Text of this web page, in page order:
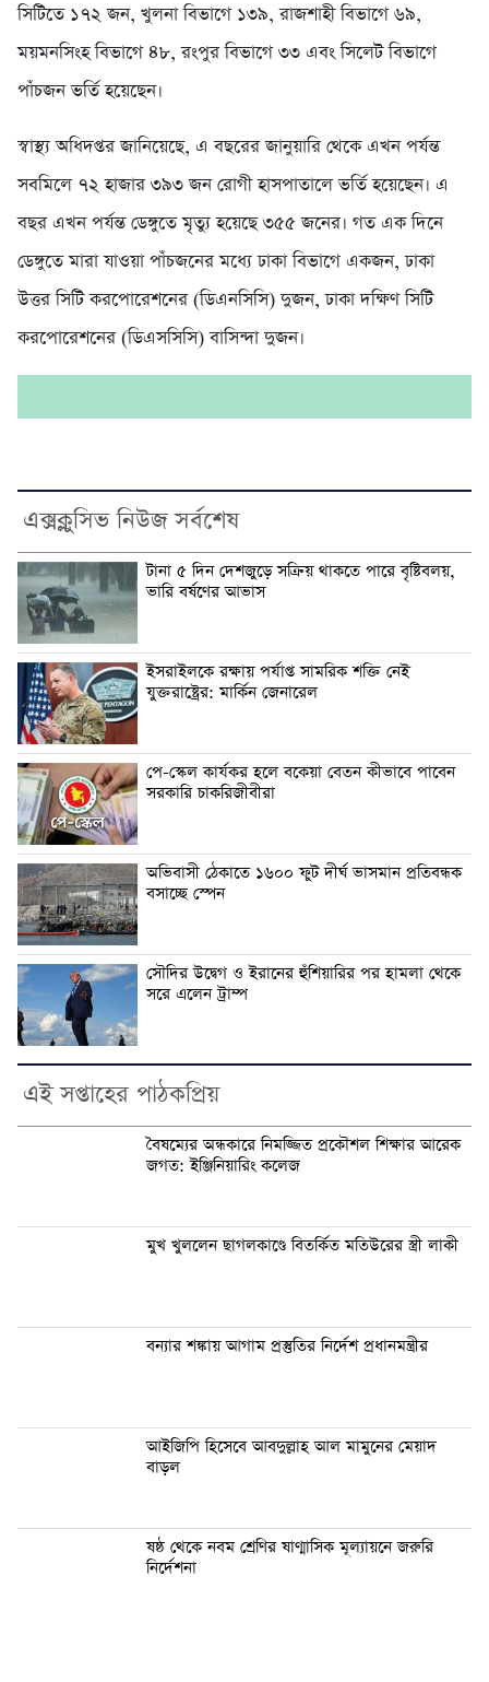
সিটিতে ১৭২ জন, খুলনা বিভাগে ১৩৯, রাজশাহী বিভাগে ৬৯,
ময়মনসিংহ বিভাগে ৪৮, রংপুর বিভাগে ৩৩ এবং সিলেট বিভাগে
পাঁচজন ভর্তি হয়েছেন।
স্বাস্থ্য অধিদপ্তর জানিয়েছে, এ বছরের জানুয়ারি থেকে এখন পর্যন্ত
সবমিলে ৭২ হাজার ৩৯৩ জন রোগী হাসপাতালে ভর্তি হয়েছেন। এ
বছর এখন পর্যন্ত ডেঙ্গুতে মৃত্যু হয়েছে ৩৫৫ জনের। গত এক দিনে
ডেঙ্গুতে মারা যাওয়া পাঁচজনের মধ্যে ঢাকা বিভাগে একজন, ঢাকা
উত্তর সিটি করপোরেশনের (ডিএনসিসি) দুজন, ঢাকা দক্ষিণ সিটি
করপোরেশনের (ডিএসসিসি) বাসিন্দা দুজন।
এক্সক্লুসিভ নিউজ সর্বশেষ
টানা ৫ দিন দেশজুড়ে সক্রিয় থাকতে পারে বৃষ্টিবলয়,
ভারি বর্ষণের আভাস
ইসরাইলকে রক্ষায় পর্যাপ্ত সামরিক শক্তি নেই
যুক্তরাষ্ট্রের: মার্কিন জেনারেল
পে-স্কেল কার্যকর হলে বকেয়া বেতন কীভাবে পাবেন
সরকারি চাকরিজীবীরা
অভিবাসী ঠেকাতে ১৬০০ ফুট দীর্ঘ ভাসমান প্রতিবন্ধক
বসাচ্ছে স্পেন
সৌদির উদ্বেগ ও ইরানের হুঁশিয়ারির পর হামলা থেকে
সরে এলেন ট্রাম্প
এই সপ্তাহের পাঠকপ্রিয়
বৈষম্যের অন্ধকারে নিমজ্জিত প্রকৌশল শিক্ষার আরেক
জগত: ইঞ্জিনিয়ারিং কলেজ
মুখ খুললেন ছাগলকাণ্ডে বিতর্কিত মতিউরের স্ত্রী লাকী
বন্যার শঙ্কায় আগাম প্রস্তুতির নির্দেশ প্রধানমন্ত্রীর
আইজিপি হিসেবে আবদুল্লাহ আল মামুনের মেয়াদ
বাড়ল
ষষ্ঠ থেকে নবম শ্রেণির ষাণ্মাসিক মূল্যায়নে জরুরি
নির্দেশনা